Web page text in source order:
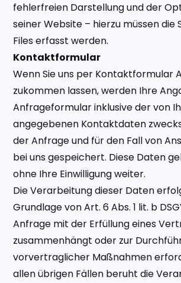
fehlerfreien Darstellung und der
seiner Website – hierzu müssen die
Files erfasst werden.
Kontaktformular
Wenn Sie uns per Kontaktformular
zukommen lassen, werden Ihre
Anfrageformular inklusive der von
angegebenen Kontaktdaten
der Anfrage und für den Fall von
bei uns gespeichert. Diese Daten
ohne Ihre Einwilligung weiter.
Die Verarbeitung dieser Daten
Grundlage von Art. 6 Abs. 1 lit. b
Anfrage mit der Erfüllung eines
zusammenhängt oder zur
vorvertraglicher Maßnahmen
allen übrigen Fällen beruht die